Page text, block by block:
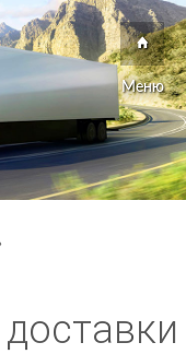
Меню
›